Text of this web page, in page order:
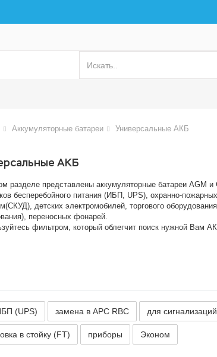
Аккумуляторные батареи Универсальные АКБ
АКБ
представлены аккумуляторные батареи AGM
бесперебойного питания (ИБП, UPS), охранно-
детских электромобилей, торгового
переносных фонарей.
фильтром, который облегчит поиск нужной Вам
(UPS) замена в APC RBC для сигнализаций
в стойку (FT) приборы Эконом